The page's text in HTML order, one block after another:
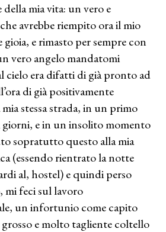
mia vita: un vero e
avrebbe riempito ora il mio
e rimasto per sempre con
vero angelo mandatomi
cielo era difatti di già pronto ad
di già positivamente
stessa strada, in un primo
e in un insolito momento
sopratutto questo alla mia
(essendo rientrato la notte
al, hostel) e quindi perso
mi feci sul lavoro
un infortunio come capito
e molto tagliente coltello